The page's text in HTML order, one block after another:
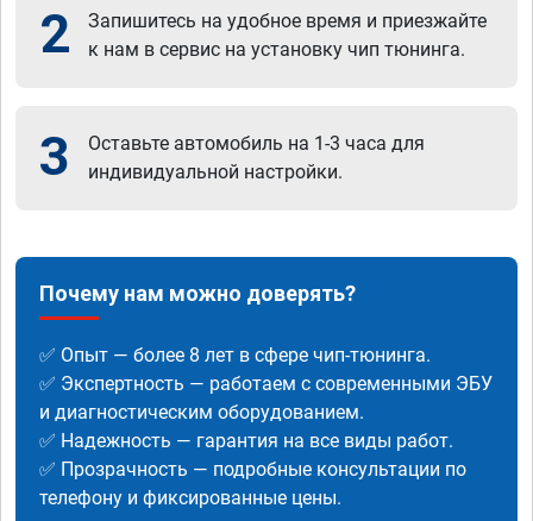
2
Запишитесь на удобное время и приезжайте
к нам в сервис на установку чип тюнинга.
3
Оставьте автомобиль на 1-3 часа для
индивидуальной настройки.
Почему нам можно доверять?
✅ Опыт — более 8 лет в сфере чип-тюнинга.
✅ Экспертность — работаем с современными ЭБУ
и диагностическим оборудованием.
✅ Надежность — гарантия на все виды работ.
✅ Прозрачность — подробные консультации по
телефону и фиксированные цены.